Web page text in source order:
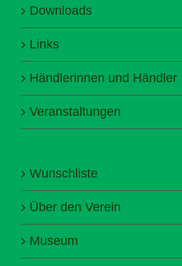
Downloads
Links
Händlerinnen und Händler
Veranstaltungen
Wunschliste
Über den Verein
Museum